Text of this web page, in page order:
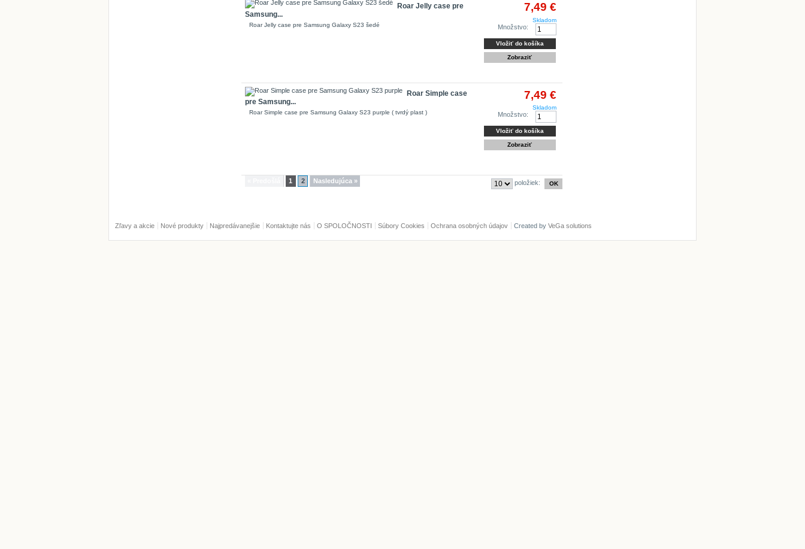
Roar Jelly case pre
Samsung...
Roar Jelly case pre Samsung Galaxy S23 šedé
7,49 €
Skladom
Množstvo:
Vložiť do košíka
Zobraziť
Roar Simple case
pre Samsung...
Roar Simple case pre Samsung Galaxy S23 purple ( tvrdý plast )
7,49 €
Skladom
Množstvo:
Vložiť do košíka
Zobraziť
1 2 Nasledujúca » položiek:
Zľavy a akcie Nové produkty Najpredávanejšie Kontaktujte nás O SPOLOČNOSTI Súbory Cookies Ochrana osobných údajov Created by VeGa solutions